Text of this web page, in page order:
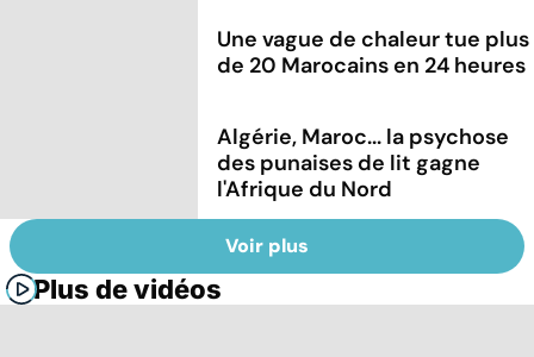
Une vague de chaleur tue plus
de 20 Marocains en 24 heures
Algérie, Maroc... la psychose
des punaises de lit gagne
l'Afrique du Nord
Voir plus
Plus de vidéos